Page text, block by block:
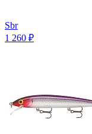
Sbr
1 260 ₽